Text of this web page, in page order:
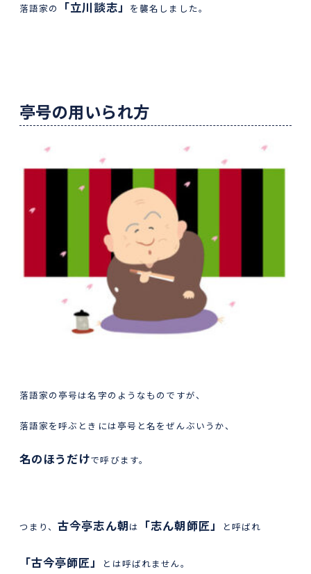
落語家の 「立川談志」 を襲名しました。
亭号の用いられ方
落語家の亭号は名字のようなものですが、
落語家を呼ぶときには亭号と名をぜんぶいうか、
名のほうだけで呼びます。
つまり、古今亭志ん朝は 「志ん朝師匠」 と呼ばれ
「古今亭師匠」 とは呼ばれません。